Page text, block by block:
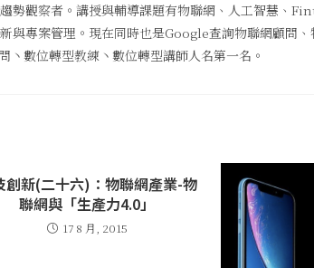
勢觀察者。講授與輔導課題有物聯網、人工智慧、
與專案管理。現在同時也是Google查詢物聯網顧問、
數位轉型教練丶數位轉型講師人名第一名。
創新(二十六)：物聯網產業-物
聯網與「生產力4.0」
17 8 月, 2015